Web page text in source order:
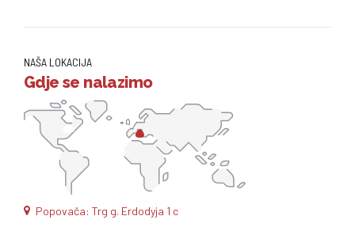
NAŠA LOKACIJA
Gdje se nalazimo
Popovača: Trg g. Erdodyja 1 c